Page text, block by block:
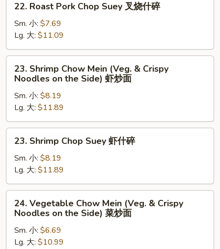
Crispy
Noodles
Side)
Roast
Pork
Chop
Suey
叉
22. Roast Pork Chop Suey 叉烧什碎
Sm. 小: $7.69
Lg. 大: $11.09
Shrimp
Chow
Mein
(Veg.
&
Crispy
Noodles
the
虾
23. Shrimp Chow Mein (Veg. & Crispy
Noodles on the Side) 虾炒面
Sm. 小: $8.19
Lg. 大: $11.89
Shrimp
Chop
Suey
虾
什
23. Shrimp Chop Suey 虾什碎
Sm. 小: $8.19
Lg. 大: $11.89
Vegetable
Chow
Mein
(Veg.
24. Vegetable Chow Mein (Veg. & Crispy
Noodles on the Side) 菜炒面
Sm. 小: $6.69
Lg. 大: $10.99